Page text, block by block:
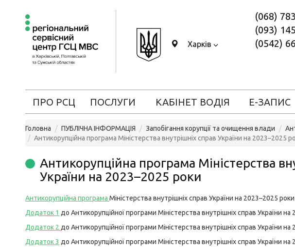
Харків
(068)
(093)
(0542)
ПРО РСЦ ПОСЛУГИ КАБІНЕТ ВОДІЯ Е-ЗАПИС
Головна ПУБЛІЧНА ІНФОРМАЦІЯ Запобігання корупції та очищення влади
Антикорупційна програма Міністерства внутрішніх справ України на 2023–2025
Антикорупційна програма Міністерства
України на 2023–2025 роки
Антикорупційна програма Міністерства внутрішніх справ України на 2023–2025 роки
Додаток 1 до Антикорупційної програми Міністерства внутрішніх справ України на
Додаток 2 до Антикорупційної програми Міністерства внутрішніх справ України на
Додаток 3 до Антикорупційної програми Міністерства внутрішніх справ України на